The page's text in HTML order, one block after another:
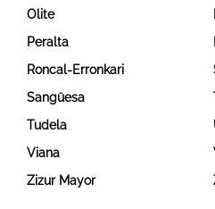
Olite
Peralta
Roncal-Erronkari
Sangüesa
Tudela
Viana
Zizur Mayor